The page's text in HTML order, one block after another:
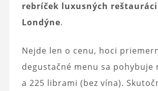
rebríček luxusných
Londýne.
Nejde len o cenu, hoci
degustačné menu sa pohybuje
a 225 librami (bez vína).